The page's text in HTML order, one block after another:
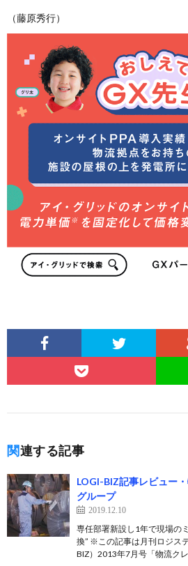
（藤原秀行）
関連する記事
LOGI-BIZ記事レビュー
グループ
2019.12.10
専任部署新設し1年で現場の
換” ※この記事は月刊ロジス
BIZ）2013年7月号「物流ク